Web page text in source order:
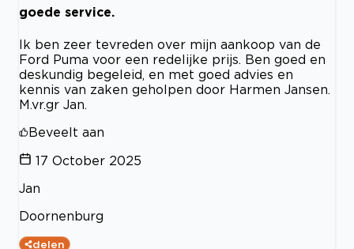
goede service.
Ik ben zeer tevreden over mijn aankoop van de
Ford Puma voor een redelijke prijs. Ben goed en
deskundig begeleid, en met goed advies en
kennis van zaken geholpen door Harmen Jansen.
M.vr.gr Jan.
Beveelt aan
17 October 2025
Jan
Doornenburg
delen